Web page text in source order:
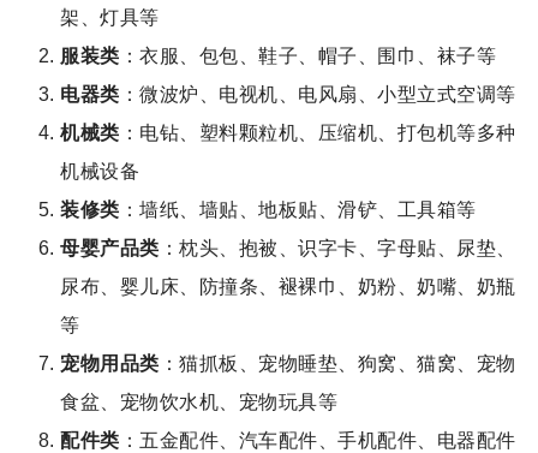
架、灯具等
服装类 ：衣服、包包、鞋子、帽子、围巾、袜子等
电器类 ：微波炉、电视机、电风扇、小型立式空调等
机械类 ：电钻、塑料颗粒机、压缩机、打包机等多种
机械设备
装修类 ：墙纸、墙贴、地板贴、滑铲、工具箱等
母婴产品类 ：枕头、抱被、识字卡、字母贴、尿垫、
尿布、婴儿床、防撞条、褪裸巾、奶粉、奶嘴、奶瓶
等
宠物用品类 ：猫抓板、宠物睡垫、狗窝、猫窝、宠物
食盆、宠物饮水机、宠物玩具等
配件类 ：五金配件、汽车配件、手机配件、电器配件